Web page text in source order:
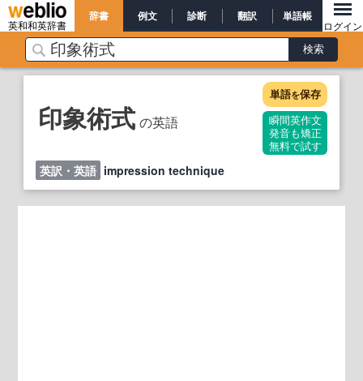
英和和英辞書
辞書 例文 診断 翻訳 単語帳
ログイン
印象術式 の英語
単語を保存
瞬間英作文
発音も矯正
無料で試す
英訳・英語 impression technique